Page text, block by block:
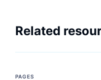
Related
PAGES